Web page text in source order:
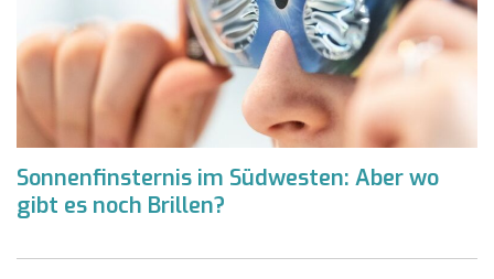
Sonnenfinsternis im Südwesten: Aber wo
gibt es noch Brillen?